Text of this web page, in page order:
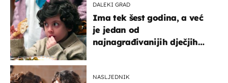
DALEKI GRAD
Ima tek šest godina, a već
je jedan od
najnagrađivanijih dječjih
NASLJEDNIK